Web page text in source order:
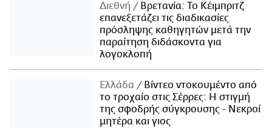
Διεθνή
Βρετανία: Το Κέιμπριτζ
επανεξετάζει τις διαδικασίες
πρόσληψης καθηγητών μετά την
παραίτηση διδάσκοντα για
λογοκλοπή
Ελλάδα
Βίντεο ντοκουμέντο από
το τροχαίο στις Σέρρες: Η στιγμή
της σφοδρής σύγκρουσης - Νεκροί
μητέρα και γιος